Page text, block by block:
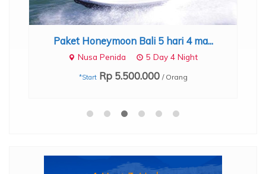
Paket Honeymoon Bali 5 hari 4 ma...
Nusa Penida 5 Day 4 Night
*Start Rp 5.500.000 / Orang